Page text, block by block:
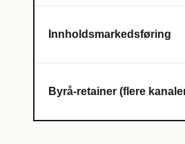
Innholdsmarkedsføring
Byrå-retainer (flere